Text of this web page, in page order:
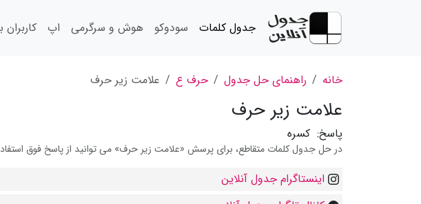
جدول کلمات سودوکو هوش و سرگرمی اپ کاربران
خانه راهنمای حل جدول حرف ع علامت زیر حرف
علامت زیر حرف
پاسخ: کسره
در حل جدول کلمات متقاطع، برای پرسش «علامت زیر حرف» می توانید از پاسخ فوق
اینستاگرام جدول آنلاین